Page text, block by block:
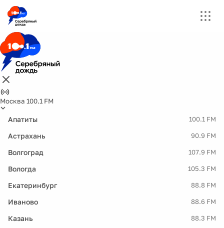
Москва 100.1 FM
Апатиты 100.1 FM
Астрахань 90.9 FM
Волгоград 107.9 FM
Вологда 105.3 FM
Екатеринбург 88.8 FM
Иваново 88.6 FM
Казань 88.3 FM